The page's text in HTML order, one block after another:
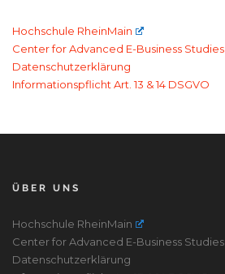
Hochschule RheinMain
Center for Advanced E-Business Studies
Datenschutzerklärung
Informationspflicht Art. 13 & 14 DSGVO
ÜBER UNS
Hochschule RheinMain
Center for Advanced E-Business Studies
Datenschutzerklärung